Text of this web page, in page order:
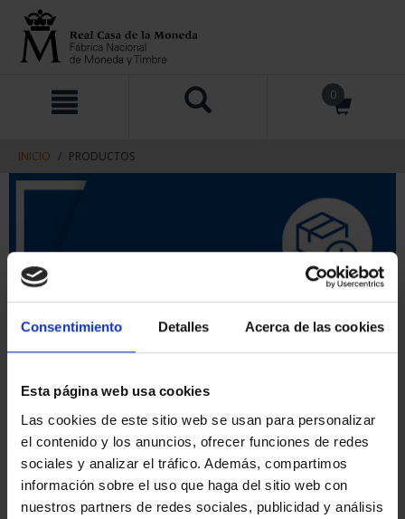
Consentimiento Detalles Acerca de las cookies
Esta página web usa cookies
Las cookies de este sitio web se usan para personalizar
el contenido y los anuncios, ofrecer funciones de redes
sociales y analizar el tráfico. Además, compartimos
información sobre el uso que haga del sitio web con
nuestros partners de redes sociales, publicidad y análisis
contenido
navegacin
0
INICIO PRODUCTOS
ORDENAR POR: